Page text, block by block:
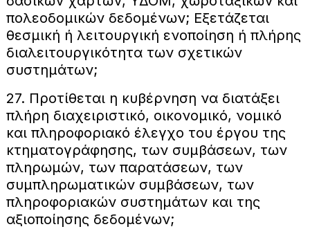
πολεοδομικών δεδομένων; Εξετάζεται
θεσμική ή λειτουργική ενοποίηση ή πλήρης
διαλειτουργικότητα των σχετικών
συστημάτων;
27. Προτίθεται η κυβέρνηση να διατάξει
πλήρη διαχειριστικό, οικονομικό, νομικό
και πληροφοριακό έλεγχο του έργου της
κτηματογράφησης, των συμβάσεων, των
πληρωμών, των παρατάσεων, των
συμπληρωματικών συμβάσεων, των
πληροφοριακών συστημάτων και της
αξιοποίησης δεδομένων;